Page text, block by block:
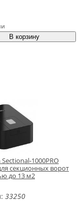
1000PRO
секционных ворот
до 13 м2
33250